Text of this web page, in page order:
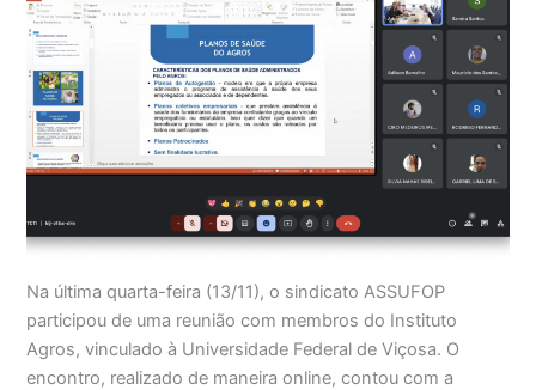
Na última quarta-feira (13/11), o sindicato ASSUFOP
participou de uma reunião com membros do Instituto
Agros, vinculado à Universidade Federal de Viçosa. O
encontro, realizado de maneira online, contou com a